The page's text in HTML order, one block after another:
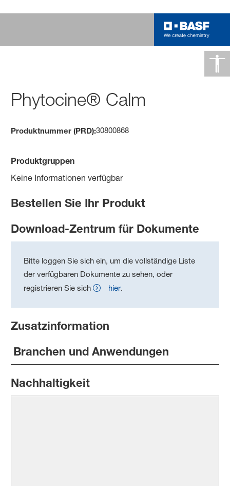
Phytocine® Calm
Produktnummer (PRD):30800868
Produktgruppen
Keine Informationen verfügbar
Bestellen Sie Ihr Produkt
Download-Zentrum für Dokumente
Bitte loggen Sie sich ein, um die vollständige Liste
der verfügbaren Dokumente zu sehen, oder
registrieren Sie sich
hier.
Zusatzinformation
Branchen und Anwendungen
Nachhaltigkeit